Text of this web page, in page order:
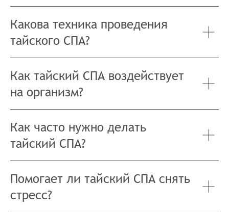
Какова техника проведения
тайского СПА?
Как тайский СПА воздействует
на организм?
Как часто нужно делать
тайский СПА?
Помогает ли тайский СПА снять
стресс?